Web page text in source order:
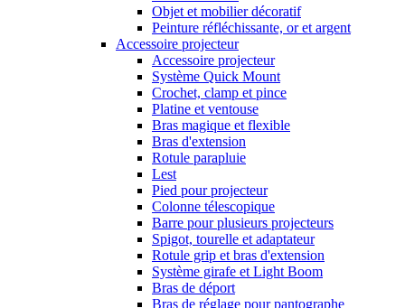
Objet et mobilier décoratif
Peinture réfléchissante, or et argent
Accessoire projecteur
Accessoire projecteur
Système Quick Mount
Crochet, clamp et pince
Platine et ventouse
Bras magique et flexible
Bras d'extension
Rotule parapluie
Lest
Pied pour projecteur
Colonne télescopique
Barre pour plusieurs projecteurs
Spigot, tourelle et adaptateur
Rotule grip et bras d'extension
Système girafe et Light Boom
Bras de déport
Bras de réglage pour pantographe